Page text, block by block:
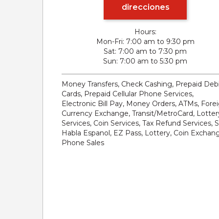
direcciones
Hours:
Mon-Fri 7:00 am to 9:30 pm
Sat 7:00 am to 7:30 pm
Sun 7:00 am to 5:30 pm
Money Transfers, Check Cashing, Prepaid
Cards, Prepaid Cellular Phone Services,
Electronic Bill Pay, Money Orders, ATMs,
Currency Exchange, Transit/MetroCard,
Services, Coin Services, Tax Refund Services,
Habla Espanol, EZ Pass, Lottery, Coin
Phone Sales